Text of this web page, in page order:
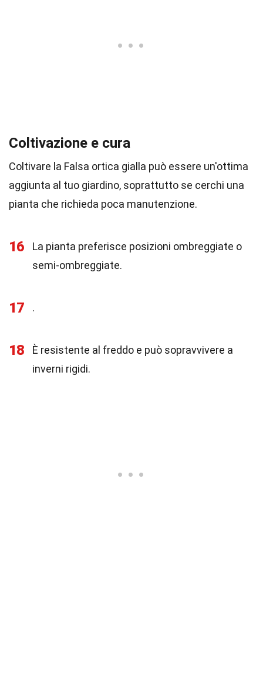
Coltivazione e cura
Coltivare la Falsa ortica gialla può essere un'ottima
aggiunta al tuo giardino, soprattutto se cerchi una
pianta che richieda poca manutenzione.
16
La pianta preferisce posizioni ombreggiate o
semi-ombreggiate.
17 .
18
È resistente al freddo e può sopravvivere a
inverni rigidi.